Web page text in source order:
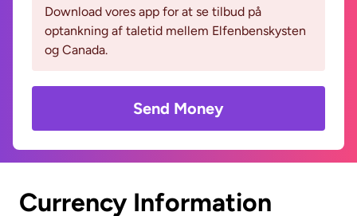
Download vores app for at se tilbud på
optankning af taletid mellem Elfenbenskysten
og Canada.
Send Money
Currency Information